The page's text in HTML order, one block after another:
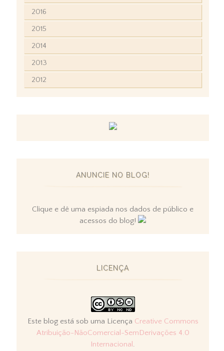
2016
2015
2014
2013
2012
ANUNCIE NO BLOG!
Clique e dê uma espiada nos dados de público e
acessos do blog!
LICENÇA
Este blog está sob uma Licença Creative Commons
Atribuição-NãoComercial-SemDerivações 4.0
Internacional .